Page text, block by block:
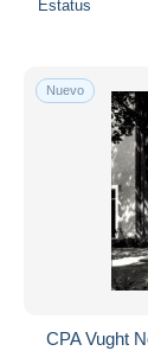
Estatus
Nuevo
CPA Vught